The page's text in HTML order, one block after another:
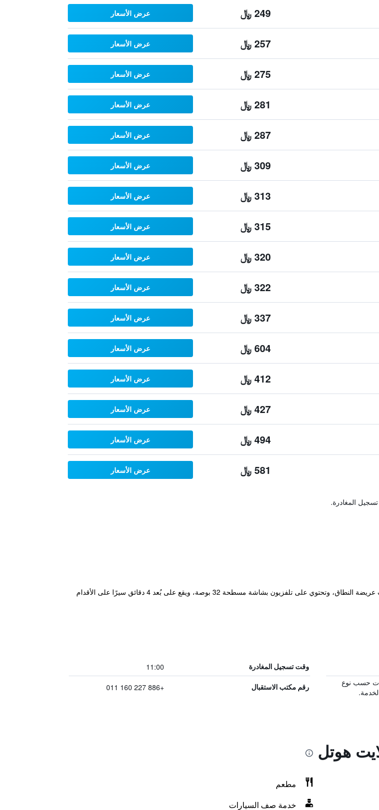
249 ﷼ عرض الأسعار
257 ﷼ عرض الأسعار
275 ﷼ عرض الأسعار
281 ﷼ عرض الأسعار
287 ﷼ عرض الأسعار
309 ﷼ عرض الأسعار
313 ﷼ عرض الأسعار
315 ﷼ عرض الأسعار
320 ﷼ عرض الأسعار
322 ﷼ عرض الأسعار
337 ﷼ عرض الأسعار
604 ﷼ عرض الأسعار
412 ﷼ عرض الأسعار
427 ﷼ عرض الأسعار
494 ﷼ عرض الأسعار
581 ﷼ عرض الأسعار
المغادرة.
يضم فندق Delight الواقع بمدينة تايبيه غرفًا أنيقة توفر خدمة إنترنت عريضة النطاق، وتحتوي على تلفزيون بشاشة مسطحة 32 بوصة، ويقع على بُعد 4 دقائق سيرًا على الأقدام
وقت تسجيل المغادرة 11:00
حسب نوع
رقم مكتب الاستقبال +886 227 160 011
هوتل
مطعم
خدمة صف السيارات